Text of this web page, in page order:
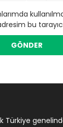
bu
Türkiye